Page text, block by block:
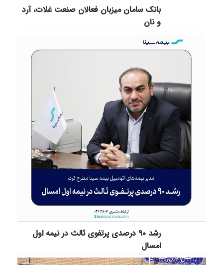
بانک سامان میزبان فعالان صنعت غلات، آرد
و نان
رشد ۹۰ درصدی پرتفوی ثالث در نیمه اول
امسال